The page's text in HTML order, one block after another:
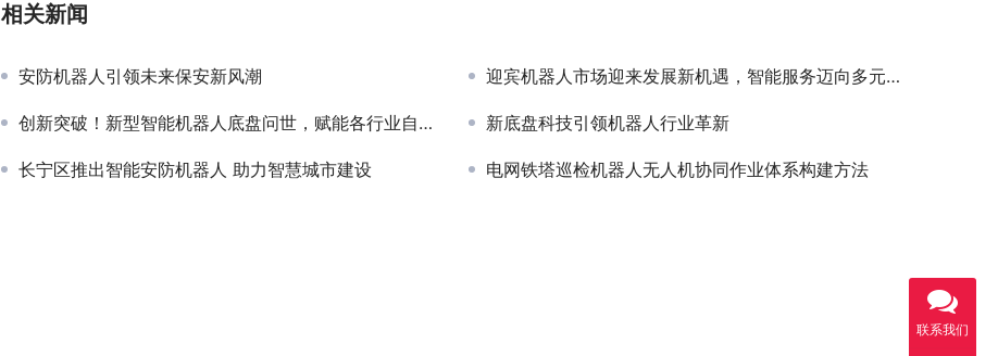
相关新闻
安防机器人引领未来保安新风潮 迎宾机器人市场迎来发展新机遇，智能服务迈向多元化未来
创新突破！新型智能机器人底盘问世，赋能各行业自动化发展 新底盘科技引领机器人行业革新
长宁区推出智能安防机器人 助力智慧城市建设 电网铁塔巡检机器人无人机协同作业体系构建方法
联系我们